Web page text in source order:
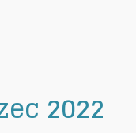
2022